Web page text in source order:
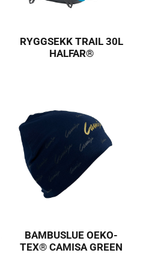
RYGGSEKK TRAIL 30L
HALFAR®
BAMBUSLUE OEKO-
TEX® CAMISA GREEN